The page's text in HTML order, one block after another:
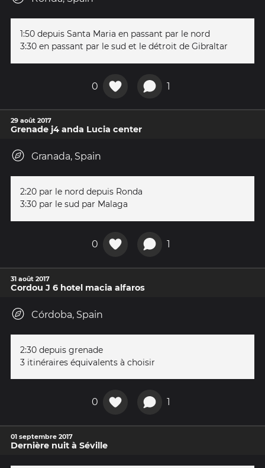
1:50 depuis Santa Maria en passant par le nord
3:30 en passant par le sud et le détroit de Gibraltar
0 1
29 août 2017
Grenade j4 anda Lucia center
Granada, Spain
2:20 par le nord depuis Ronda
3:30 par le sud par Malaga
0 1
31 août 2017
Cordou J 6 hotel macia alfaros
Córdoba, Spain
2:30 depuis grenade
3 itinéraires équivalents à choisir
0 1
01 septembre 2017
Dernière nuit à Séville